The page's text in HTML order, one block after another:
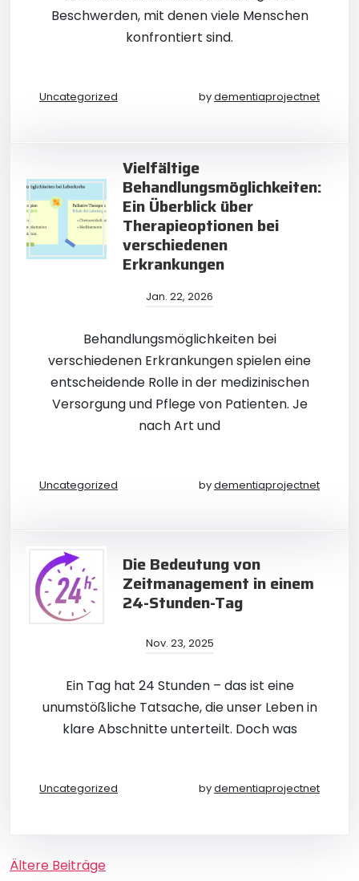
Beschwerden, mit denen viele Menschen
konfrontiert sind.
Uncategorized bydementiaprojectnet
Vielfältige
Behandlungsmöglichkeiten:
Ein Überblick über
Therapieoptionen bei
verschiedenen
Erkrankungen
Jan. 22, 2026
Behandlungsmöglichkeiten bei
verschiedenen Erkrankungen spielen eine
entscheidende Rolle in der medizinischen
Versorgung und Pflege von Patienten. Je
nach Art und
Uncategorized bydementiaprojectnet
Die Bedeutung von
Zeitmanagement in einem
24-Stunden-Tag
Nov. 23, 2025
Ein Tag hat 24 Stunden – das ist eine
unumstößliche Tatsache, die unser Leben in
klare Abschnitte unterteilt. Doch was
Uncategorized bydementiaprojectnet
Beitragsnavigation
Ältere Beiträge